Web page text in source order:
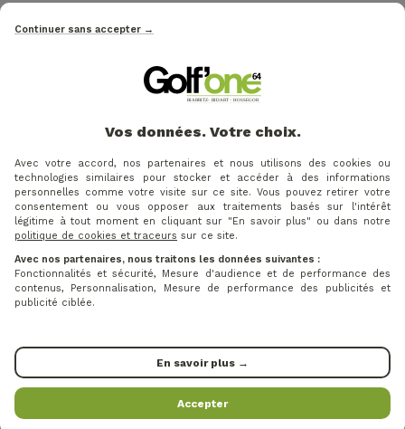
SYNTHETIQUES GRIP PLUS
PACK DE 3 GRIP...
2=3
Prix
32 €
FOOTJOY - GANTS CUIRS
CLASSIQUES (UNITÉ)
2=3
Prix
32 €
FOOTJOY - GANTS CUIRS
CLASSIQUES (UNITÉ)
Continuer sans accepter →
Vos données. Votre choix.
Avec votre accord, nos partenaires et nous utilisons des cookies ou
technologies similaires pour stocker et accéder à des informations
personnelles comme votre visite sur ce site. Vous pouvez retirer votre
consentement ou vous opposer aux traitements basés sur l'intérêt
légitime à tout moment en cliquant sur "En savoir plus" ou dans notre
politique de cookies et traceurs sur ce site.
Avec nos partenaires, nous traitons les données suivantes :
Fonctionnalités et sécurité, Mesure d'audience et de performance des
contenus, Personnalisation, Mesure de performance des publicités et
publicité ciblée.
En savoir plus →
Accepter